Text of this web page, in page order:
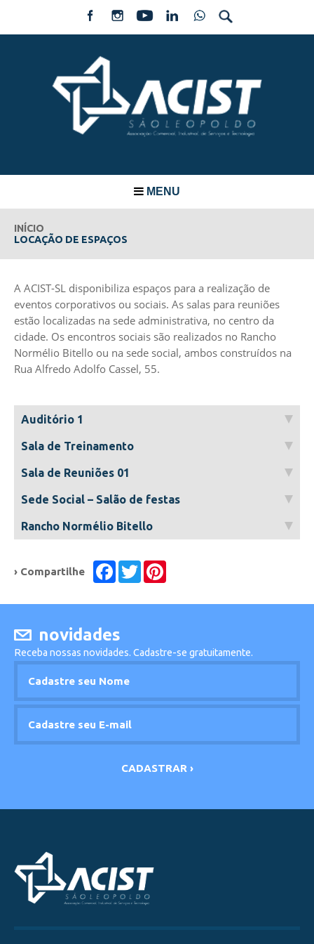
MENU
INÍCIO
LOCAÇÃO DE ESPAÇOS
A ACIST-SL disponibiliza espaços para a realização de
eventos corporativos ou sociais. As salas para reuniões
estão localizadas na sede administrativa, no centro da
cidade. Os encontros sociais são realizados no Rancho
Normélio Bitello ou na sede social, ambos construídos na
Rua Alfredo Adolfo Cassel, 55.
Auditório 1
Sala de Treinamento
Sala de Reuniões 01
Sede Social – Salão de festas
Rancho Normélio Bitello
› Compartilhe Facebook
Twitter
novidades
Receba nossas novidades. Cadastre-se gratuitamente.